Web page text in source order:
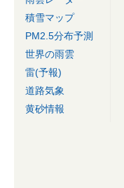
積雪マップ
PM2.5分布予測
世界の雨雲
雷(予報)
道路気象
黄砂情報